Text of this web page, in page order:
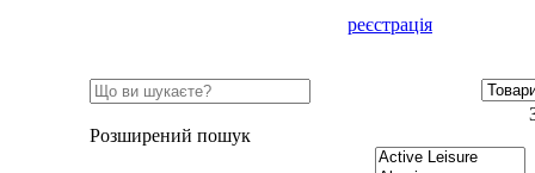
реєстрація
Розширений пошук